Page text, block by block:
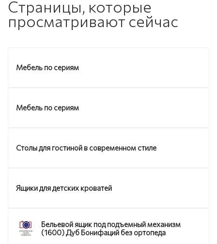
Страницы, которые
просматривают сейчас
Мебель по сериям
Мебель по сериям
Столы для гостиной в современном стиле
Ящики для детских кроватей
Бельевой ящик под подъемный механизм
(1600) Дуб Бонифаций без ортопеда